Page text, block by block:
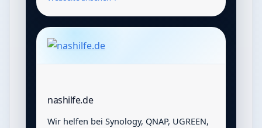
nashilfe.de
Wir helfen bei Synology, QNAP, UGREEN,